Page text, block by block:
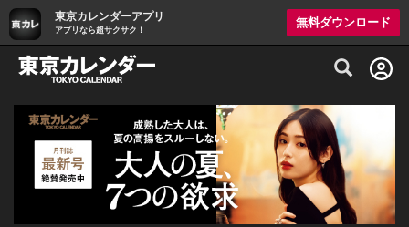
東京カレンダーアプリ
アプリなら超サクサク！
無料ダウンロード
グルメ情報・プレミアムレストラン予約